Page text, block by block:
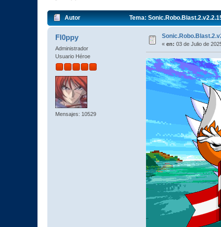
Autor Tema:
Fl0ppy
Administrador
Usuario Héroe
Mensajes: 10529
« en: 03 de Julio de